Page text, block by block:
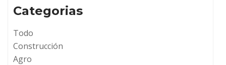
Categorias
Todo
Construcción
Agro